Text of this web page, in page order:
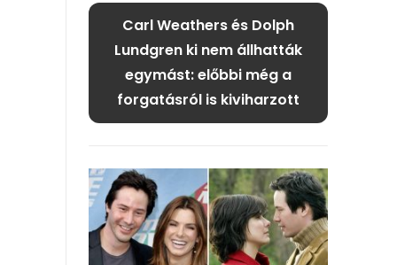
Carl Weathers és Dolph
Lundgren ki nem állhatták
egymást: előbbi még a
forgatásról is kiviharzott